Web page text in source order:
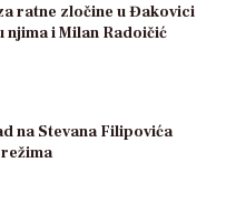
ratne zločine u Đakovici
njima i Milan Radoičić
na Stevana Filipovića